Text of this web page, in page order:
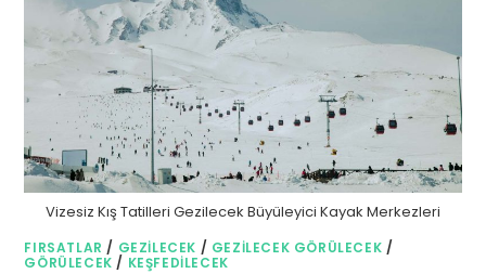
Vizesiz Kış Tatilleri Gezilecek Büyüleyici Kayak Merkezleri
FIRSATLAR / GEZILECEK / GEZILECEK GÖRÜLECEK /
GÖRÜLECEK / KEŞFEDILECEK